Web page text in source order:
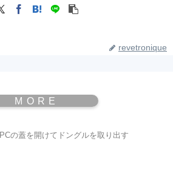
revetronique
PCの蓋を開けてドングルを取り出す